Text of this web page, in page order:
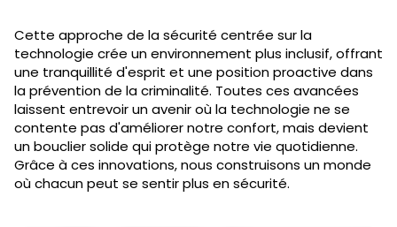
Cette approche de la sécurité centrée sur la
technologie crée un environnement plus inclusif, offrant
une tranquillité d'esprit et une position proactive dans
la prévention de la criminalité. Toutes ces avancées
laissent entrevoir un avenir où la technologie ne se
contente pas d'améliorer notre confort, mais devient
un bouclier solide qui protège notre vie quotidienne.
Grâce à ces innovations, nous construisons un monde
où chacun peut se sentir plus en sécurité.